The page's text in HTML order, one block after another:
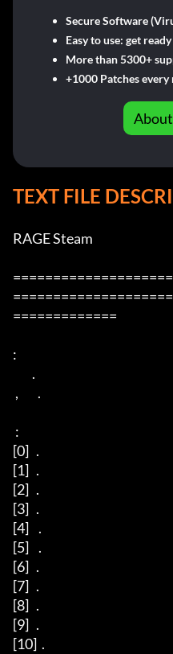
Secure Software
Easy to use: get
More than 5300+
+1000 Patches
TEXT FILE
RAGE Steam
=============
:
[0]   .
[1]   .
[2]   .
[3]   .
[4]    .
[5]    .
[6]   .
[7]   .
[8]   .
[9]   .
[10]  .